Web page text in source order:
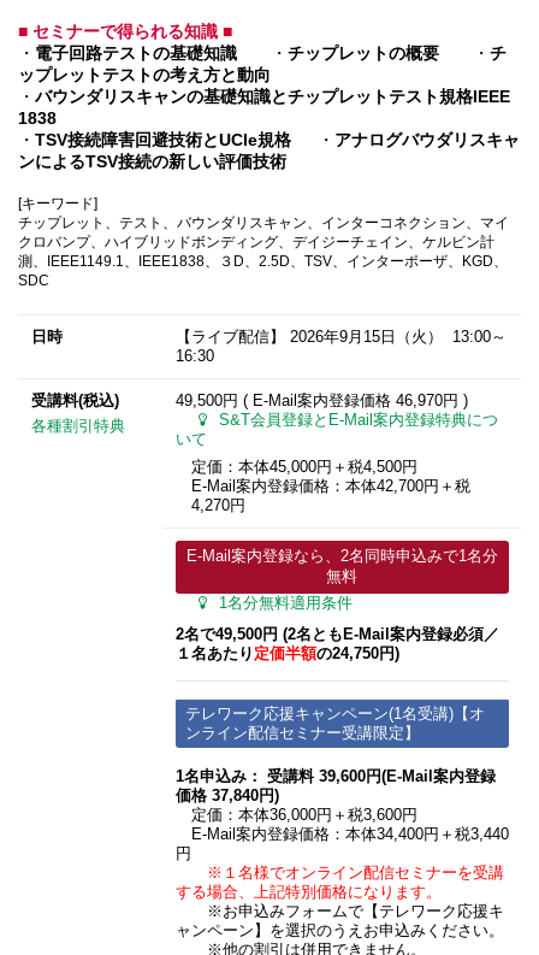
■ セミナーで得られる知識 ■
・ 電子回路テストの基礎知識 ・ チップレットの概要 ・ チ
ップレットテストの考え方と動向
・ バウンダリスキャンの基礎知識とチップレットテスト規格IEEE
1838
・ TSV接続障害回避技術とUCIe規格 ・ アナログバウダリスキャ
ンによるTSV接続の新しい評価技術
[キーワード]
チップレット、テスト、バウンダリスキャン、インターコネクション、マイ
クロバンプ、ハイブリッドボンディング、デイジーチェイン、ケルビン計
測、IEEE1149.1、IEEE1838、３D、2.5D、TSV、インターポーザ、KGD、
SDC
日時 【ライブ配信】 2026年9月15日
（火） 13:00～
16:30
受講料(税込)
各種割引特典
49,500円 ( E-Mail案内登録価格 46,970円 )
S&T会員登録とE-Mail案内登録特典につ
いて
定価：本体45,000円＋税4,500円
E-Mail案内登録価格：本体42,700円＋税
4,270円
E-Mail案内登録なら、2名同時申込みで1名分
無料
1名分無料適用条件
2名で49,500円 (2名ともE-Mail案内登録必須​／
１名あたり 定価半額の24,750円)
テレワーク応援キャンペーン(1名受講)【オ
ンライン配信セミナー受講限定】
1名申込み： 受講料 39,600円(E-Mail案内登録
価格 37,840円)
定価：本体36,000円＋税3,600円
E-Mail案内登録価格：本体34,400円＋税3,440
円
※１名様でオンライン配信セミナーを受講
する場合、上記特別価格になります。
※お申込みフォームで【テレワーク応援キ
ャンペーン】を選択のうえお申込みください。
※他の割引は併用できません。